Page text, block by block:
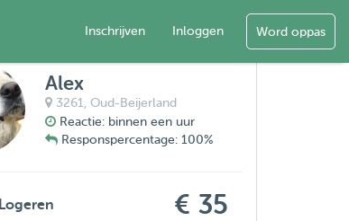
Inschrijven Inloggen Word oppas
Alex
3261,Oud-Beijerland
Reactie: binnen een uur
Responspercentage: 100%
Logeren € 35